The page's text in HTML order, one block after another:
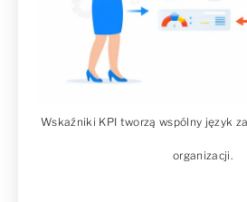
Wskaźniki KPI tworzą wspólny język
organizacji.